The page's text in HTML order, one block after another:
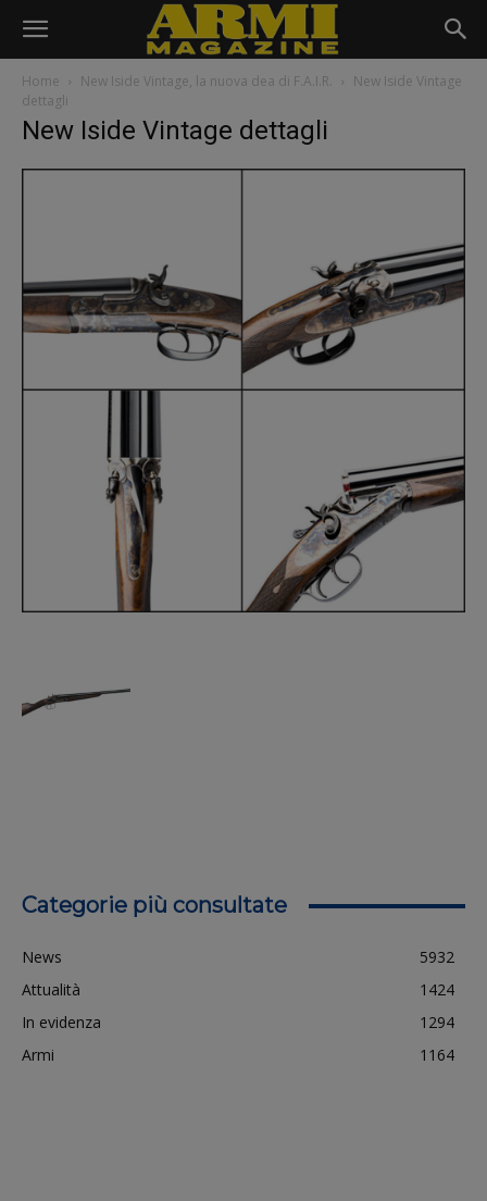
Home New Iside Vintage, la nuova dea di F.A.I.R.
New Iside Vintage
dettagli
New Iside Vintage dettagli
Categorie più consultate
News
5932
Attualità
1424
In evidenza
1294
Armi
1164